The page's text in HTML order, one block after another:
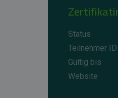
Status
Teilnehmer ID
Gültig bis
Website